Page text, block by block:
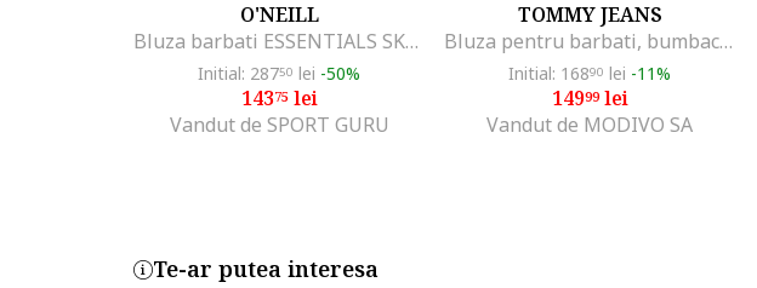
O'NEILL
Bluza barbati ESSENTIALS SKINS SS 2025, Alb
Initial: 28750 lei -50%
14375lei
Vandut de SPORT GURU
TOMMY JEANS
Bluza pentru barbati, bumbac, alb,
Initial: 16890 lei -11%
14999lei
Vandut de MODIVO SA
Te-ar putea interesa